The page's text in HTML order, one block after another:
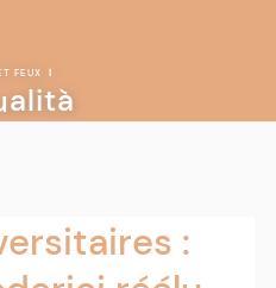
FEUX |
: